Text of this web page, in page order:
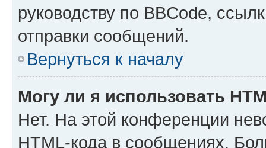
руководству по BBCode,
отправки сообщений.
Вернуться к началу
Могу ли я использовать
Нет. На этой конференции
HTML-кода в сообщениях.